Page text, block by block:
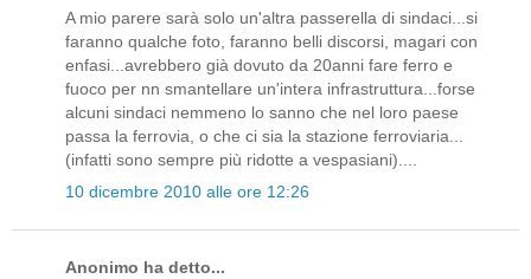
A mio parere sarà solo un'altra passerella di sindaci...si
faranno qualche foto, faranno belli discorsi, magari con
enfasi...avrebbero già dovuto da 20anni fare ferro e
fuoco per nn smantellare un'intera infrastruttura...forse
alcuni sindaci nemmeno lo sanno che nel loro paese
passa la ferrovia, o che ci sia la stazione ferroviaria...
(infatti sono sempre più ridotte a vespasiani)....
10 dicembre 2010 alle ore 12:26
Anonimo ha detto...